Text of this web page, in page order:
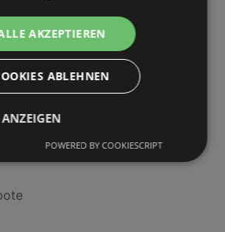
Pudding mit Sahne
Haltbarmilch 1.5%
Speckwürfel
AKZEPTIEREN
ABLEHNEN
POWERED BY COOKIESCRIPT